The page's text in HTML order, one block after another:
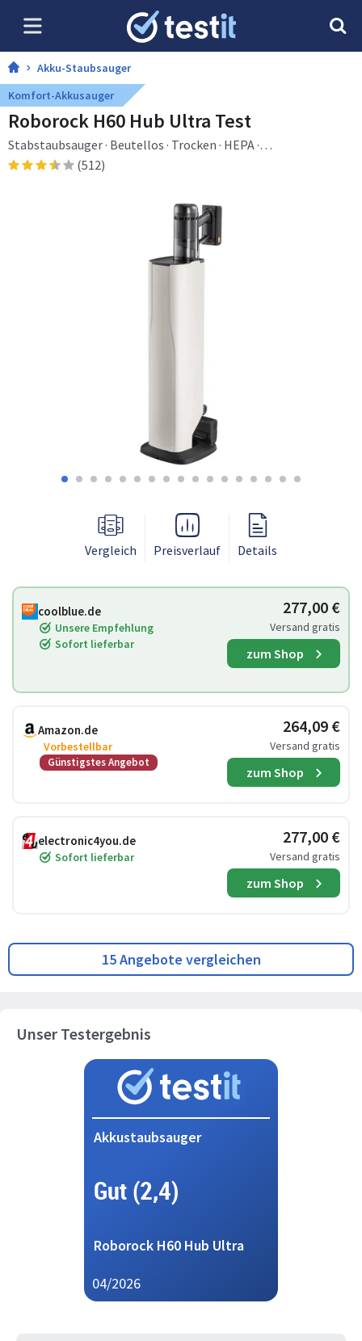
Akku-Staubsauger
Komfort-Akkusauger
Roborock H60 Hub Ultra Test
Stabstaubsauger · Beutellos · Trocken · HEPA ·
Zyklonisch/Filterung
(512)
Vergleich Preisverlauf Details
coolblue.de
Unsere Empfehlung
Sofort lieferbar
277,00 €
Versand gratis
zum Shop
Amazon.de
Vorbestellbar
Günstigstes Angebot
264,09 €
Versand gratis
zum Shop
electronic4you.de
Sofort lieferbar
277,00 €
Versand gratis
zum Shop
15 Angebote vergleichen
Unser Testergebnis
Akkustaubsauger
Gut (2,4)
Roborock H60 Hub Ultra
04/2026